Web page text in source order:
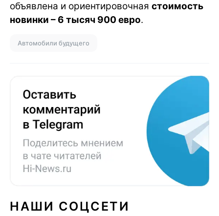
объявлена и ориентировочная стоимость
новинки – 6 тысяч 900 евро.
Автомобили будущего
НАШИ СОЦСЕТИ